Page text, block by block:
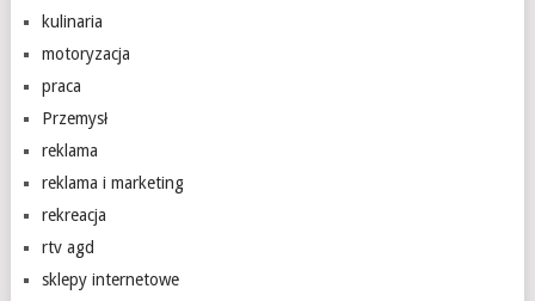
kulinaria
motoryzacja
praca
Przemysł
reklama
reklama i marketing
rekreacja
rtv agd
sklepy internetowe